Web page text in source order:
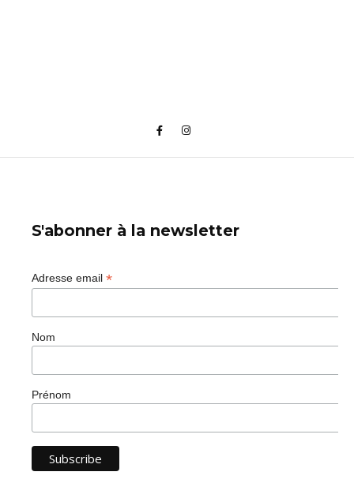
S'abonner à la newsletter
Adresse email *
Nom
Prénom